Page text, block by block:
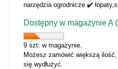
narzędzia ogrodnicze ✔️
Dostępny w magazynie A
9 szt. w magazynie.
Możesz zamówić większą
się wydłużyć.